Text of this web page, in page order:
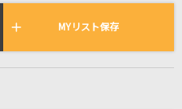
れている曲の一覧
MYリスト保存